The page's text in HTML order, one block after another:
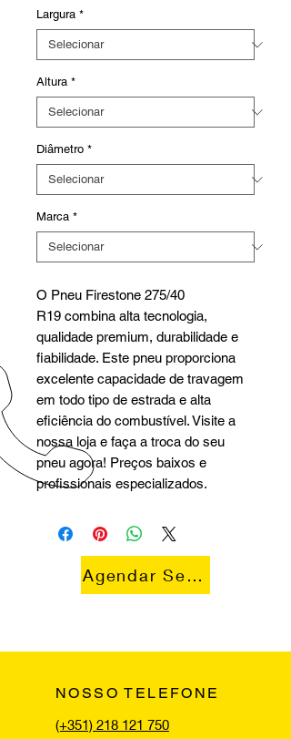
Largura *
Altura *
Diâmetro *
Marca *
O Pneu Firestone 275/40
R19 combina alta tecnologia,
qualidade premium, durabilidade e
fiabilidade. Este pneu proporciona
excelente capacidade de travagem
em todo tipo de estrada e alta
eficiência do combustível. Visite a
nossa loja e faça a troca do seu
pneu agora! Preços baixos e
profissionais especializados.
Agendar Serviço
NOSSO TELEFONE
(+351) 218 121 750